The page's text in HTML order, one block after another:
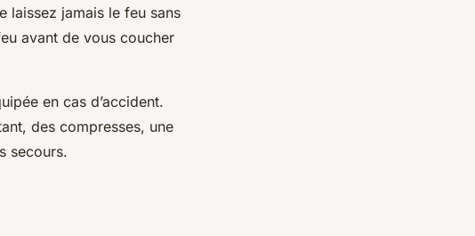
laissez jamais le feu sans
avant de vous coucher
en cas d’accident.
des compresses, une
secours.